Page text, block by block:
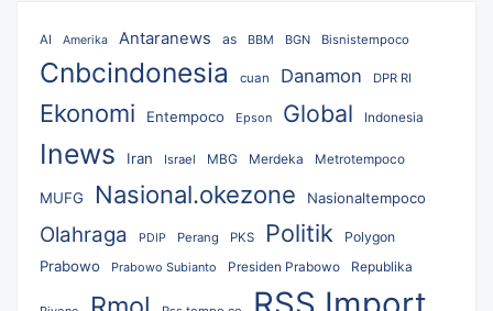
AI Amerika Antaranews as BBM BGN Bisnistempoco
Cnbcindonesia cuan Danamon DPR RI
Ekonomi Entempoco Epson Global Indonesia
Inews Iran Israel MBG Merdeka Metrotempoco
MUFG Nasional.okezone Nasionaltempoco
Olahraga PDIP Perang PKS Politik Polygon
Prabowo Prabowo Subianto Presiden Prabowo Republika